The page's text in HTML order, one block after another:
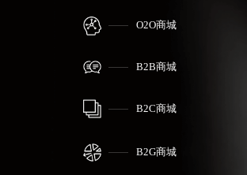
O2O商城
B2B商城
B2C商城
B2G商城